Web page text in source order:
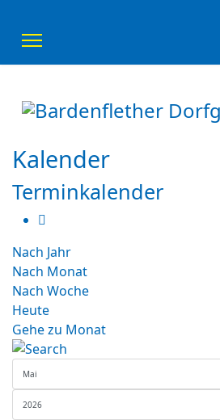
Kalender
Terminkalender
Nach Jahr
Nach Monat
Nach Woche
Heute
Gehe zu Monat